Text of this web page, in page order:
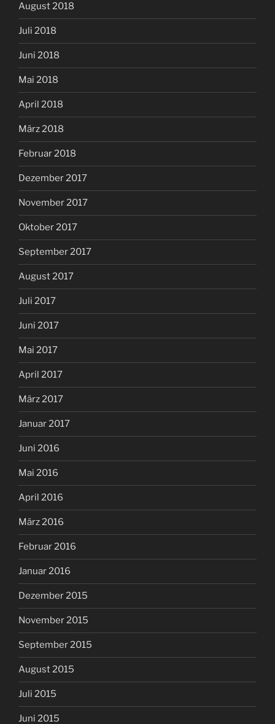
August 2018
Juli 2018
Juni 2018
Mai 2018
April 2018
März 2018
Februar 2018
Dezember 2017
November 2017
Oktober 2017
September 2017
August 2017
Juli 2017
Juni 2017
Mai 2017
April 2017
März 2017
Januar 2017
Juni 2016
Mai 2016
April 2016
März 2016
Februar 2016
Januar 2016
Dezember 2015
November 2015
September 2015
August 2015
Juli 2015
Juni 2015